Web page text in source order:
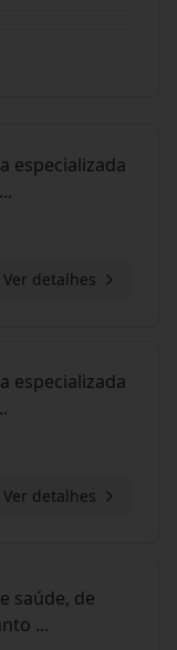
especializada
...
Ver detalhes
especializada
Ver detalhes
saúde, de
...